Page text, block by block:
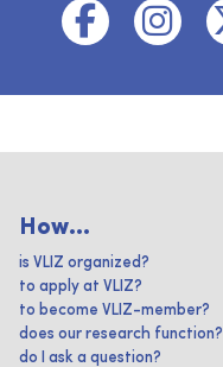
How...
is VLIZ organized?
to apply at VLIZ?
to become VLIZ-member?
does our research function?
do I ask a question?